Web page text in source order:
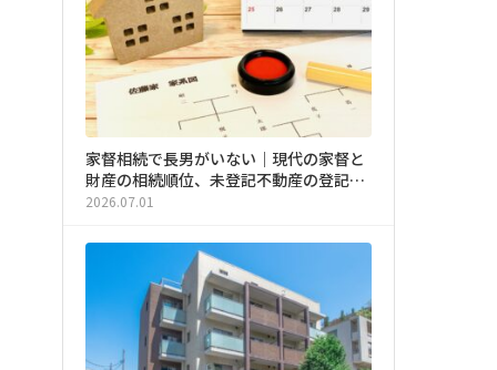
家督相続で長男がいない｜現代の家督と
財産の相続順位、未登記不動産の登記手
続きを簡単解説
2026.07.01